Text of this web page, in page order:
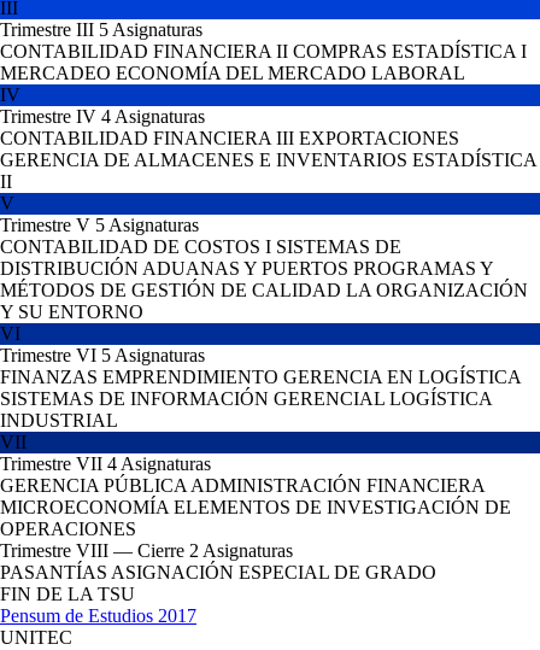
III
Trimestre III 5 Asignaturas
CONTABILIDAD FINANCIERA II COMPRAS ESTADÍSTICA I
MERCADEO ECONOMÍA DEL MERCADO LABORAL
IV
Trimestre IV 4 Asignaturas
CONTABILIDAD FINANCIERA III EXPORTACIONES
GERENCIA DE ALMACENES E INVENTARIOS ESTADÍSTICA
II
V
Trimestre V 5 Asignaturas
CONTABILIDAD DE COSTOS I SISTEMAS DE
DISTRIBUCIÓN ADUANAS Y PUERTOS PROGRAMAS Y
MÉTODOS DE GESTIÓN DE CALIDAD LA ORGANIZACIÓN
Y SU ENTORNO
VI
Trimestre VI 5 Asignaturas
FINANZAS EMPRENDIMIENTO GERENCIA EN LOGÍSTICA
SISTEMAS DE INFORMACIÓN GERENCIAL LOGÍSTICA
INDUSTRIAL
VII
Trimestre VII 4 Asignaturas
GERENCIA PÚBLICA ADMINISTRACIÓN FINANCIERA
MICROECONOMÍA ELEMENTOS DE INVESTIGACIÓN DE
OPERACIONES
Trimestre VIII — Cierre 2 Asignaturas
PASANTÍAS ASIGNACIÓN ESPECIAL DE GRADO
FIN DE LA TSU
Pensum de Estudios 2017
UNITEC